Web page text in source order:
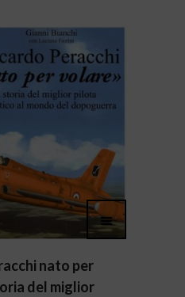
nato per
del miglior